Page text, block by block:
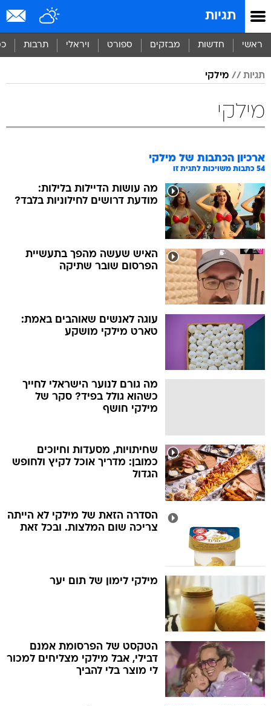
תגיות
ראשי חדשות מבזקים ספורט ויראלי תרבות
תגיות מילקי
מילקי
ארכיון הכתבות של מילקי
54 כתבות משויכות לתגית זו
מה עושות הדיילות בלילות:
מודעת דרושים לחילוניות בלבד?
האיש שעשה מהפך בתעשיית
הפרסום שובר שתיקה
עוגה לאנשים שאוהבים באמת:
טארט מילקי מושקע
מה גורם לנוער הישראלי לחייך
כשהוא גולל בפיד? סקר של
מילקי חושף
שחיתויות, מסעדות וחיוכים
כמובן: מדריך אוכל לקיץ ולחופש
הגדול
הסדרה הזאת של מילקי לא הייתה
צריכה שום המלצות. ובכל זאת
מילקי לימון של תום יער
הטקסט של הפרסומת אמנם
דבילי, אבל מילקי מצליחים למכור
לי מוצר בלי להביך